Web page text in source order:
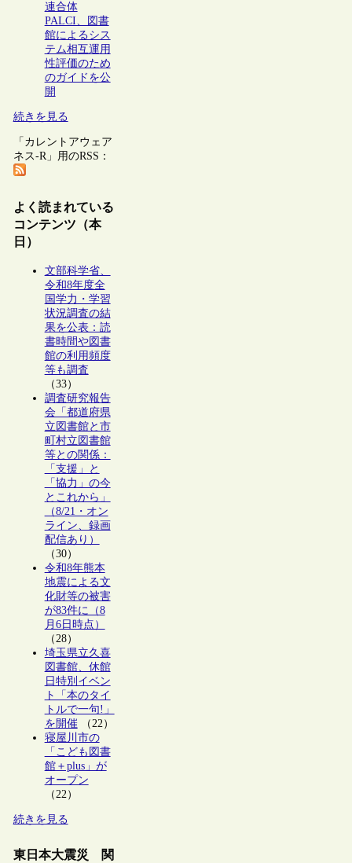
連合体
PALCI、図書
館によるシス
テム相互運用
性評価のため
のガイドを公
開
続きを見る
「カレントアウェア
ネス-R」用のRSS：
よく読まれている
コンテンツ（本
日）
文部科学省、
令和8年度全
国学力・学習
状況調査の結
果を公表：読
書時間や図書
館の利用頻度
等も調査
（33）
調査研究報告
会「都道府県
立図書館と市
町村立図書館
等との関係：
「支援」と
「協力」の今
とこれから」
（8/21・オン
ライン、録画
配信あり）
（30）
令和8年熊本
地震による文
化財等の被害
が83件に（8
月6日時点）
（28）
埼玉県立久喜
図書館、休館
日特別イベン
ト「本のタイ
トルで一句!」
を開催（22）
寝屋川市の
「こども図書
館＋plus」が
オープン
（22）
続きを見る
東日本大震災 関